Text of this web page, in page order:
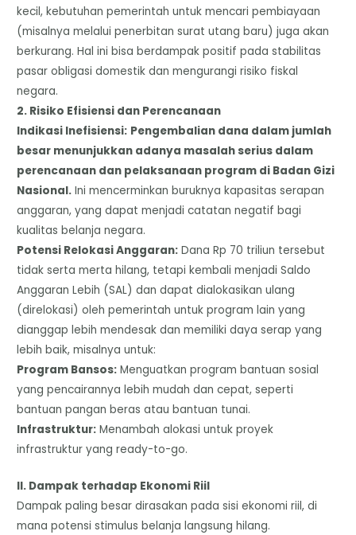
kecil, kebutuhan pemerintah untuk mencari pembiayaan
(misalnya melalui penerbitan surat utang baru) juga akan
berkurang. Hal ini bisa berdampak positif pada stabilitas
pasar obligasi domestik dan mengurangi risiko fiskal
negara.
​2. Risiko Efisiensi dan Perencanaan
​Indikasi Inefisiensi: Pengembalian dana dalam jumlah
besar menunjukkan adanya masalah serius dalam
perencanaan dan pelaksanaan program di Badan Gizi
Nasional. Ini mencerminkan buruknya kapasitas serapan
anggaran, yang dapat menjadi catatan negatif bagi
kualitas belanja negara.
​Potensi Relokasi Anggaran: Dana Rp 70 triliun tersebut
tidak serta merta hilang, tetapi kembali menjadi Saldo
Anggaran Lebih (SAL) dan dapat dialokasikan ulang
(direlokasi) oleh pemerintah untuk program lain yang
dianggap lebih mendesak dan memiliki daya serap yang
lebih baik, misalnya untuk:
​Program Bansos: Menguatkan program bantuan sosial
yang pencairannya lebih mudah dan cepat, seperti
bantuan pangan beras atau bantuan tunai.
​Infrastruktur: Menambah alokasi untuk proyek
infrastruktur yang ready-to-go.
​II. Dampak terhadap Ekonomi Riil
​Dampak paling besar dirasakan pada sisi ekonomi riil, di
mana potensi stimulus belanja langsung hilang.